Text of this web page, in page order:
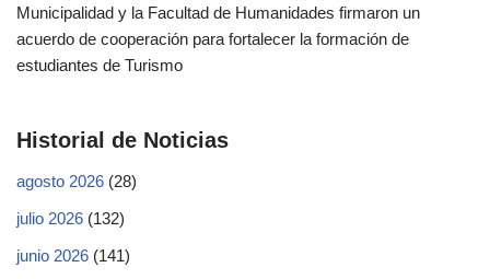
Municipalidad y la Facultad de Humanidades firmaron un
acuerdo de cooperación para fortalecer la formación de
estudiantes de Turismo
Historial de Noticias
agosto 2026 (28)
julio 2026 (132)
junio 2026 (141)